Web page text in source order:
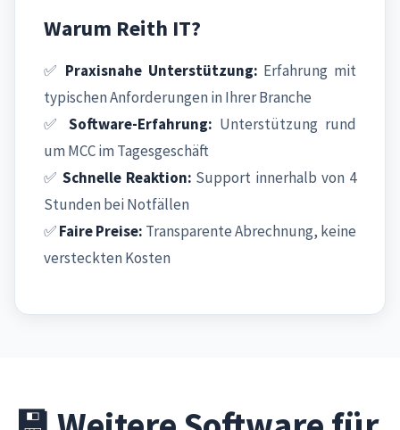
Warum Reith IT?
✅ Praxisnahe Unterstützung: Erfahrung mit
typischen Anforderungen in Ihrer Branche
✅ Software-Erfahrung: Unterstützung rund
um MCC im Tagesgeschäft
✅ Schnelle Reaktion: Support innerhalb von 4
Stunden bei Notfällen
✅Faire Preise: Transparente Abrechnung, keine
versteckten Kosten